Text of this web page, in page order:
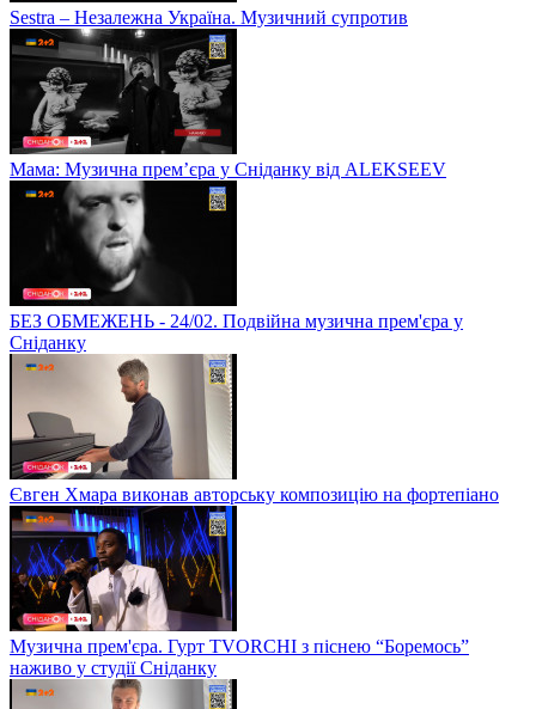
Sestra – Незалежна Україна. Музичний супротив
Мама: Музична прем’єра у Сніданку від ALEKSEEV
БЕЗ ОБМЕЖЕНЬ - 24/02. Подвійна музична прем'єра у
Сніданку
Євген Хмара виконав авторську композицію на фортепіано
Музична прем'єра. Гурт TVORCHI з піснею “Боремось”
наживо у студії Сніданку